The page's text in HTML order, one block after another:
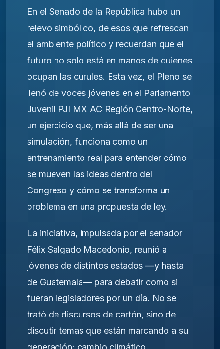
En el Senado de la República hubo un
relevo simbólico, de esos que refrescan
el ambiente político y recuerdan que el
futuro no solo está en manos de quienes
ocupan las curules. Esta vez, el Pleno se
llenó de voces jóvenes en el Parlamento
Juvenil PJI MX AC Región Centro-Norte,
un ejercicio que, más allá de ser una
simulación, funciona como un
entrenamiento real para entender cómo
se mueven las ideas dentro del
Congreso y cómo se transforma un
problema en una propuesta de ley.
La iniciativa, impulsada por el senador
Félix Salgado Macedonio, reunió a
jóvenes de distintos estados —y hasta
de Guatemala— para debatir como si
fueran legisladores por un día. No se
trató de discursos de cartón, sino de
discutir temas que están marcando a su